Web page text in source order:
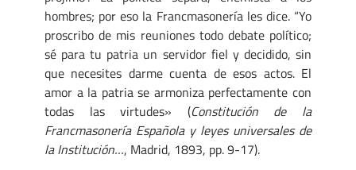
hombres; por eso la Francmasonería les dice. “Yo
proscribo de mis reuniones todo debate político;
sé para tu patria un servidor fiel y decidido, sin
que necesites darme cuenta de esos actos. El
amor a la patria se armoniza perfectamente con
todas las virtudes» (Constitución de la
Francmasonería Española y leyes universales de
la Institución…, Madrid, 1893, pp. 9-17).